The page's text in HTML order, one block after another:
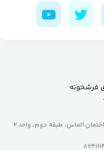
فرشخونه
الماس، طبقه دوم، واحد 2